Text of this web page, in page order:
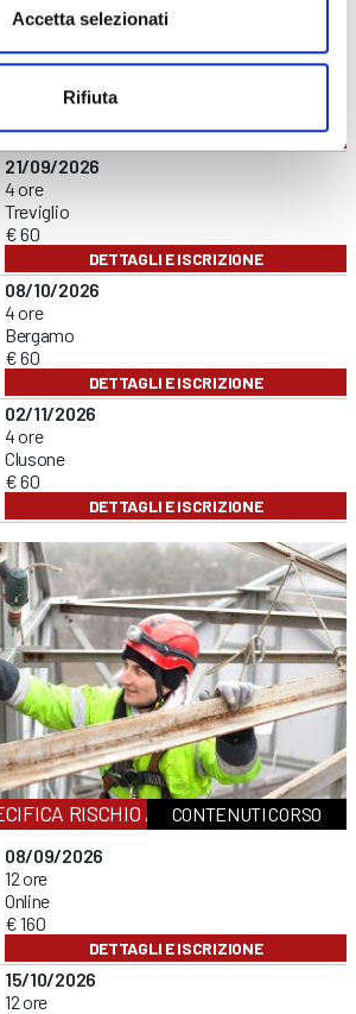
Accetta selezionati
Rifiuta
4 ore
DETTAGLI E ISCRIZIONE
21/09/2026
4 ore
Treviglio
€ 60
DETTAGLI E ISCRIZIONE
08/10/2026
4 ore
Bergamo
€ 60
DETTAGLI E ISCRIZIONE
02/11/2026
4 ore
Clusone
€ 60
DETTAGLI E ISCRIZIONE
RISCHIO ALTOCONTENUTI CORSO
08/09/2026
12 ore
Online
€ 160
DETTAGLI E ISCRIZIONE
15/10/2026
12 ore